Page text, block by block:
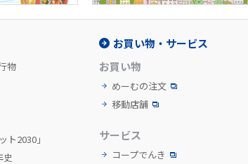
物
ト2030」
史
お買い物・サービス
お買い物
めーむの注文
移動店舗
サービス
コープでんき